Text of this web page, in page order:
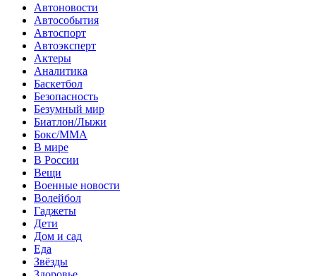
Автоновости
Автособытия
Автоспорт
Автоэксперт
Актеры
Аналитика
Баскетбол
Безопасность
Безумный мир
Биатлон/Лыжи
Бокс/MMA
В мире
В России
Вещи
Военные новости
Волейбол
Гаджеты
Дети
Дом и сад
Еда
Звёзды